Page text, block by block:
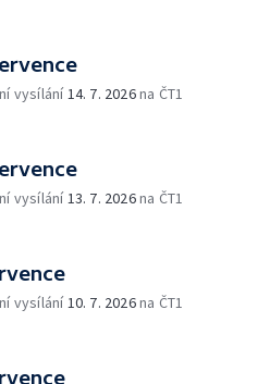
vysílání14. 7. 2026na ČT1
vysílání13. 7. 2026na ČT1
vysílání10. 7. 2026na ČT1